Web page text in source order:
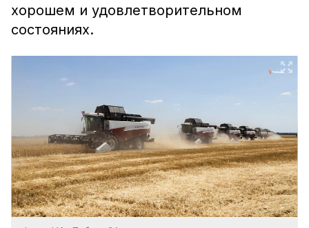
хорошем и удовлетворительном
состояниях.